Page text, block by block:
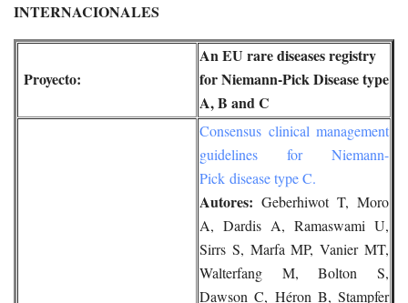
INTERNACIONALES
Proyecto:
An EU rare diseases registry
for Niemann-Pick Disease type
A, B and C
Consensus clinical management
guidelines for Niemann-
Pick disease type C.
Autores: Geberhiwot T, Moro
A, Dardis A, Ramaswami U,
Sirrs S, Marfa MP, Vanier MT,
Walterfang M, Bolton S,
Dawson C, Héron B, Stampfer